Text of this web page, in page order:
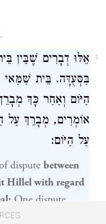
1 אֵלּוּ דְבָרִים שֶׁבֵּין
בַּסְּעֻדָּה. בֵּית שַׁמַּאי
הַיּוֹם וְאַחַר כָּךְ
אוֹמְרִים, מְבָרֵךְ עַל
עַל הַיּוֹם:
dispute between
Hillelwith regard
One dispute
in